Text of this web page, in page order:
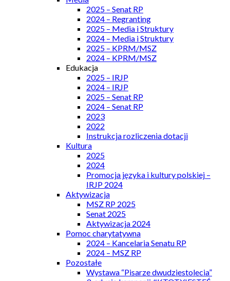
2025 – Senat RP
2024 – Regranting
2025 – Media i Struktury
2024 – Media i Struktury
2025 – KPRM/MSZ
2024 – KPRM/MSZ
Edukacja
2025 – IRJP
2024 – IRJP
2025 – Senat RP
2024 – Senat RP
2023
2022
Instrukcja rozliczenia dotacji
Kultura
2025
2024
Promocja języka i kultury polskiej –
IRJP 2024
Aktywizacja
MSZ RP 2025
Senat 2025
Aktywizacja 2024
Pomoc charytatywna
2024 – Kancelaria Senatu RP
2024 – MSZ RP
Pozostałe
Wystawa “Pisarze dwudziestolecia”